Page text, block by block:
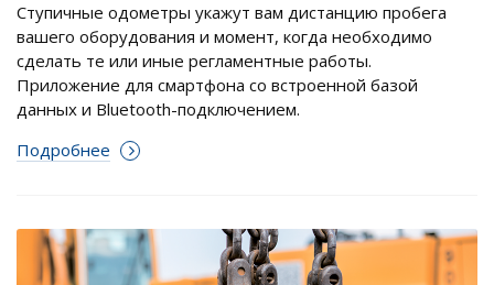
Ступичные одометры укажут вам дистанцию пробега
вашего оборудования и момент, когда необходимо
сделать те или иные регламентные работы.
Приложение для смартфона со встроенной базой
данных и Bluetooth-подключением.
Подробнее